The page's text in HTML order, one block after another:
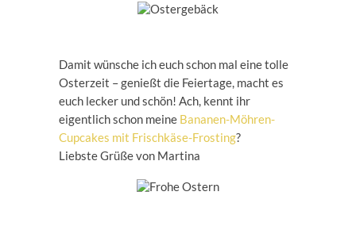
Damit wünsche ich euch schon mal eine tolle
Osterzeit – genießt die Feiertage, macht es
euch lecker und schön! Ach, kennt ihr
eigentlich schon meine Bananen-Möhren-
Cupcakes mit Frischkäse-Frosting?
Liebste Grüße von Martina